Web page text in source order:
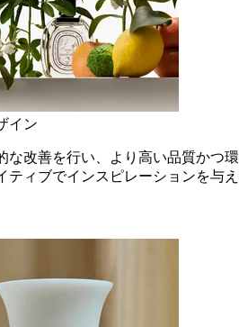
イン
な改善を行い、より高い品質かつ環
ティブでインスピレーションを与え